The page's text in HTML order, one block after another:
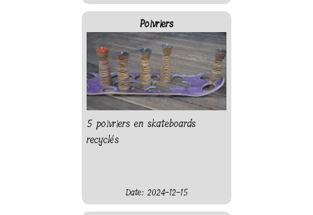
Poivriers
5 poivriers en skateboards
recyclés
Date: 2024-12-15